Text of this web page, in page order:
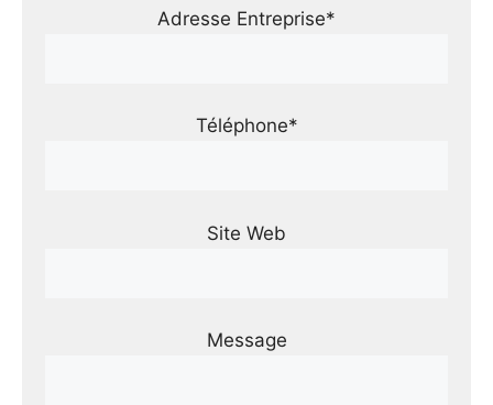
Adresse Entreprise*
Téléphone*
Site Web
Message